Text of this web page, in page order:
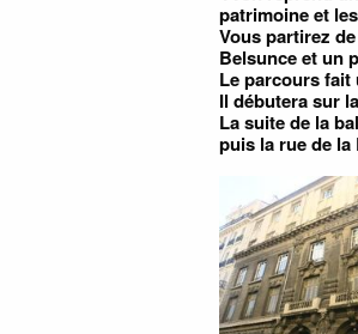
patrimoine et
Vous partirez
Belsunce et un
Le parcours fait
Il débutera sur
La suite de la
puis la rue de